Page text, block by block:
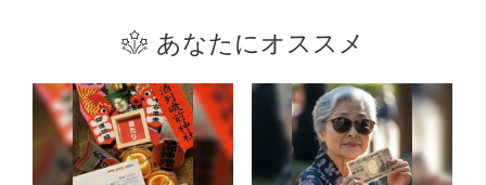
あなたにオススメ